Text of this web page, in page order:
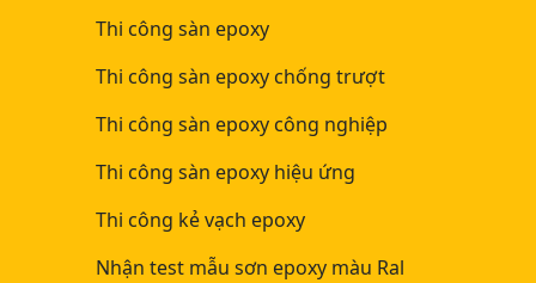
Thi công sàn epoxy
Thi công sàn epoxy chống trượt
Thi công sàn epoxy công nghiệp
Thi công sàn epoxy hiệu ứng
Thi công kẻ vạch epoxy
Nhận test mẫu sơn epoxy màu Ral